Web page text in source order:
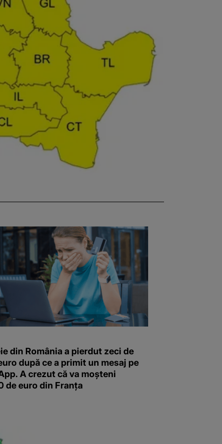
din România a pierdut zeci de
după ce a primit un mesaj pe
A crezut că va moșteni
de euro din Franța